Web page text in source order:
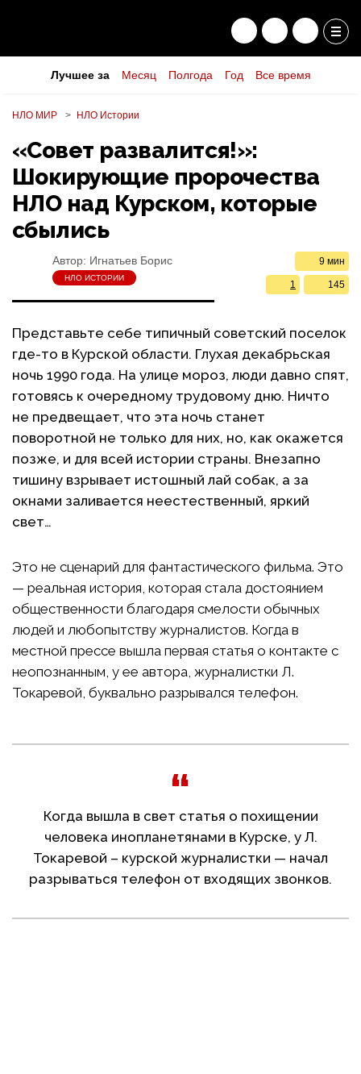
Лучшее за Месяц Полгода Год Все время
НЛО МИР НЛО Истории
«Совет развалится!»:
Шокирующие пророчества
НЛО над Курском, которые
сбылись
Автор: Игнатьев Борис
НЛО ИСТОРИИ
9 мин
145
1
Представьте себе типичный советский поселок
где-то в Курской области. Глухая декабрьская
ночь 1990 года. На улице мороз, люди давно спят,
готовясь к очередному трудовому дню. Ничто
не предвещает, что эта ночь станет
поворотной не только для них, но, как окажется
позже, и для всей истории страны. Внезапно
тишину взрывает истошный лай собак, а за
окнами заливается неестественный, яркий
свет…
Это не сценарий для фантастического фильма. Это
— реальная история, которая стала достоянием
общественности благодаря смелости обычных
людей и любопытству журналистов. Когда в
местной прессе вышла первая статья о контакте с
неопознанным, у ее автора, журналистки Л.
Токаревой, буквально разрывался телефон.
Когда вышла в свет статья о похищении
человека инопланетянами в Курске, у Л.
Токаревой – курской журналистки — начал
разрываться телефон от входящих звонков.